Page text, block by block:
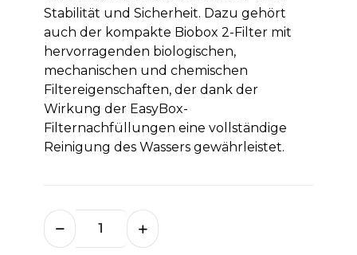
Stabilität und Sicherheit. Dazu gehört
auch der kompakte Biobox 2-Filter mit
hervorragenden biologischen,
mechanischen und chemischen
Filtereigenschaften, der dank der
Wirkung der EasyBox-
Filternachfüllungen eine vollständige
Reinigung des Wassers gewährleistet.